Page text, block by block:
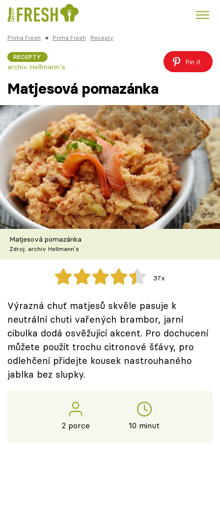
Česká kuchyně
Témata
Recepty
Články
TV Program
Škola vaření
Recepty z TV
Speciál: Cuketa
Těhotnej kuchař
Sledujte prima+
Přihlášení
Prima Fresh ■ Prima Fresh Recepty
RECEPTY
archiv Hellmann´s
Pin it
Matjesová pomazánka
Matjesová pomazánka
Zdroj: archiv Hellmann´s
37x
Výrazná chuť matjesů skvěle pasuje k
neutrální chuti vařených brambor, jarní
cibulka dodá osvěžující akcent. Pro dochucení
můžete použít trochu citronové šťávy, pro
odlehčení přidejte kousek nastrouhaného
jablka bez slupky.
2 porce 10 minut